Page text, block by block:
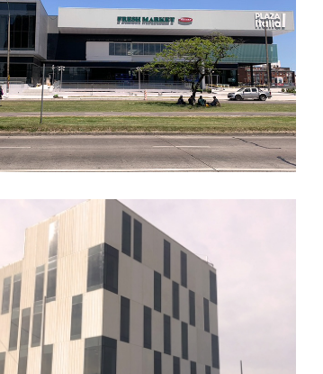
Bodega Garzón
Disco Plaza Italia